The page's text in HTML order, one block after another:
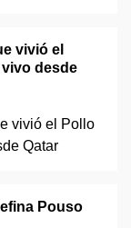
vivió el
desde
Pouso